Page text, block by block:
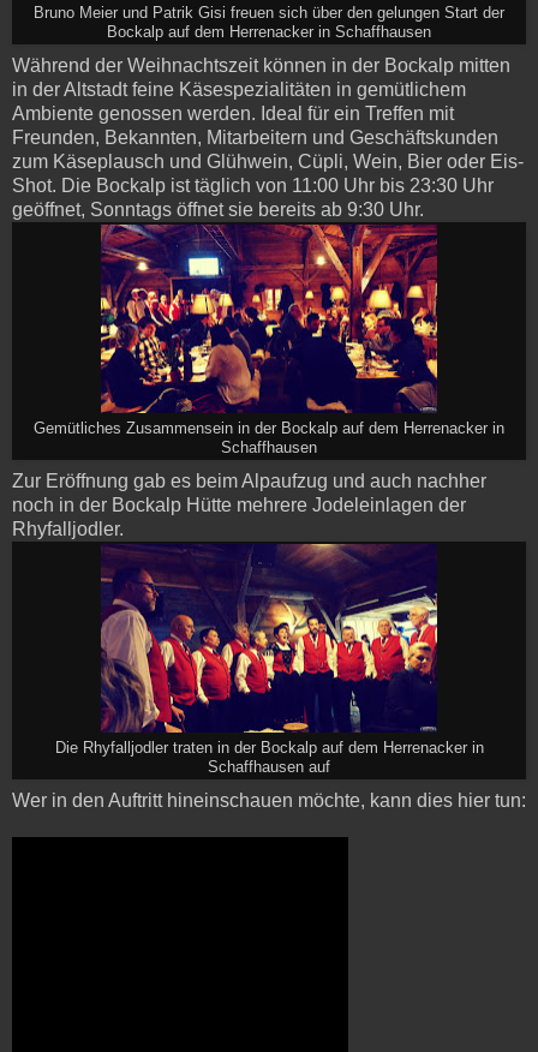
Bruno Meier und Patrik Gisi freuen sich über den gelungen Start der
Bockalp auf dem Herrenacker in Schaffhausen
Während der Weihnachtszeit können in der Bockalp mitten
in der Altstadt feine Käsespezialitäten in gemütlichem
Ambiente genossen werden. Ideal für ein Treffen mit
Freunden, Bekannten, Mitarbeitern und Geschäftskunden
zum Käseplausch und Glühwein, Cüpli, Wein, Bier oder Eis-
Shot. Die Bockalp ist täglich von 11:00 Uhr bis 23:30 Uhr
geöffnet, Sonntags öffnet sie bereits ab 9:30 Uhr.
Gemütliches Zusammensein in der Bockalp auf dem Herrenacker in
Schaffhausen
Zur Eröffnung gab es beim Alpaufzug und auch nachher
noch in der Bockalp Hütte mehrere Jodeleinlagen der
Rhyfalljodler.
Die Rhyfalljodler traten in der Bockalp auf dem Herrenacker in
Schaffhausen auf
Wer in den Auftritt hineinschauen möchte, kann dies hier tun: